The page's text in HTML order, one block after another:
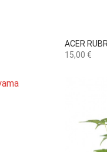
ACER
Precio
15,00 €